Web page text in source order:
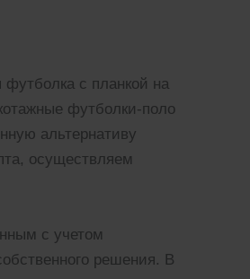
футболка с планкой на
футболки-поло
альтернативу
осуществляем
с учетом
решения. В